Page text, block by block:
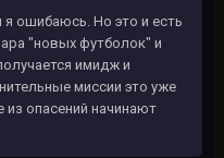
ошибаюсь. Но это и есть
"новых футболок" и
имидж и
миссии это уже
из опасений начинают